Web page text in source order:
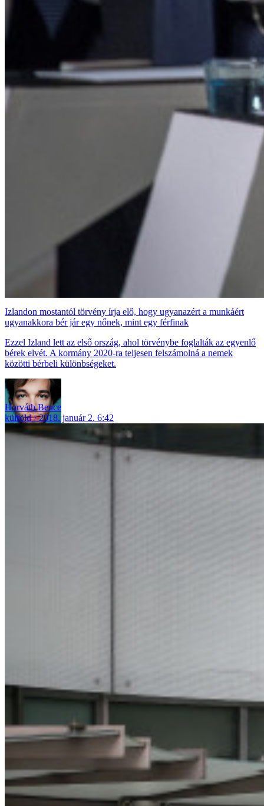
Izlandon mostantól törvény írja elő, hogy ugyanazért a munkáért
ugyanakkora bér jár egy nőnek, mint egy férfinak
Ezzel Izland lett az első ország, ahol törvénybe foglalták az egyenlő
bérek elvét. A kormány 2020-ra teljesen felszámolná a nemek
közötti bérbeli különbségeket.
Horváth Bence
külföld
2018. január 2. 6:42